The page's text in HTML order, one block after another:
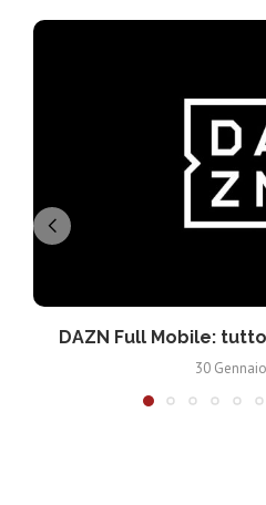
DAZN Full Mobile:
30